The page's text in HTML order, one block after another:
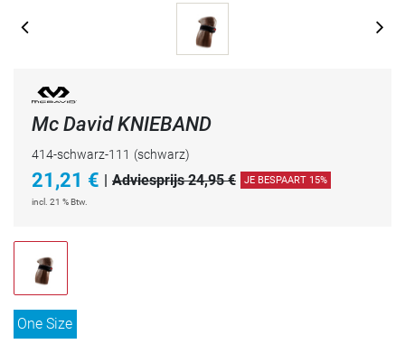
Mc David KNIEBAND
414-schwarz-111 (schwarz)
21,21 € | Adviesprijs 24,95 € JE BESPAART 15%
incl. 21 % Btw.
One Size